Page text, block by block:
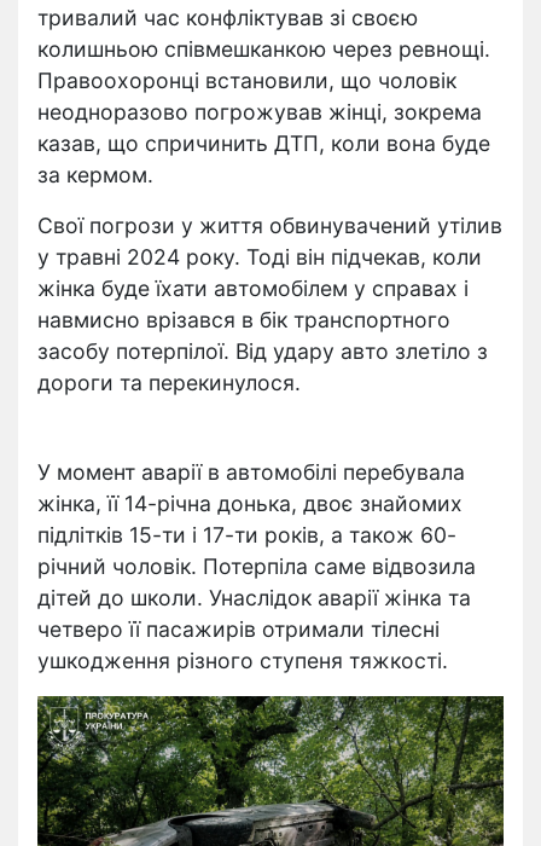
тривалий час конфліктував зі своєю
колишньою співмешканкою через ревнощі.
Правоохоронці встановили, що чоловік
неодноразово погрожував жінці, зокрема
казав, що спричинить ДТП, коли вона буде
за кермом.
Свої погрози у життя обвинувачений утілив
у травні 2024 року. Тоді він підчекав, коли
жінка буде їхати автомобілем у справах і
навмисно врізався в бік транспортного
засобу потерпілої. Від удару авто злетіло з
дороги та перекинулося.
У момент аварії в автомобілі перебувала
жінка, її 14-річна донька, двоє знайомих
підлітків 15-ти і 17-ти років, а також 60-
річний чоловік. Потерпіла саме відвозила
дітей до школи. Унаслідок аварії жінка та
четверо її пасажирів отримали тілесні
ушкодження різного ступеня тяжкості.